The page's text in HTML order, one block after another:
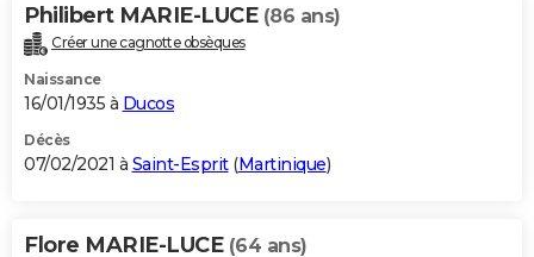
Philibert MARIE-LUCE (86 ans)
Créer une cagnotte obsèques
Naissance
16/01/1935 à Ducos
Décès
07/02/2021 à Saint-Esprit(Martinique)
Flore MARIE-LUCE (64 ans)